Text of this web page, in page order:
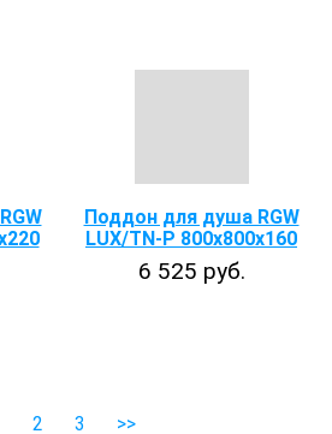
Поддон для душа RGW
LUX/TN-Р 800х800х160
6 525 руб.
2 3 >>